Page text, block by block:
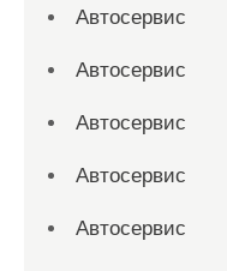
Автосервис
Автосервис
Автосервис
Автосервис
Автосервис